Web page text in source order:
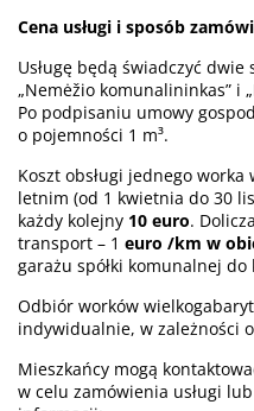
Cena usługi i sposób
Usługę będą świadczyć
„Nemėžio komunalininkas” i
Po podpisaniu umowy
o pojemności 1 m³.
Koszt obsługi jednego
letnim (od 1 kwietnia do 30
każdy kolejny 10 euro.
transport – 1 euro /km w
garażu spółki komunalnej
Odbiór worków
indywidualnie, w zależności
Mieszkańcy mogą
w celu zamówienia usługi